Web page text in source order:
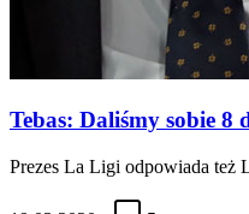
Tebas: Daliśmy sobie 8
Prezes La Ligi odpowiada też